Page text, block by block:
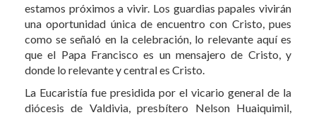
estamos próximos a vivir. Los guardias papales vivirán
una oportunidad única de encuentro con Cristo, pues
como se señaló en la celebración, lo relevante aquí es
que el Papa Francisco es un mensajero de Cristo, y
donde lo relevante y central es Cristo.
La Eucaristía fue presidida por el vicario general de la
diócesis de Valdivia, presbítero Nelson Huaiquimil,